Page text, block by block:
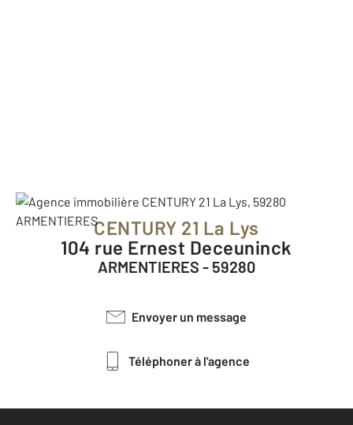
CENTURY 21 La Lys
104 rue Ernest Deceuninck
ARMENTIERES - 59280
Envoyer un message
Téléphoner à l'agence